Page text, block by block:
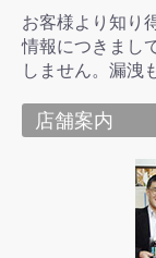
お客様より知り
情報につきまし
しません。漏洩
店舗案内